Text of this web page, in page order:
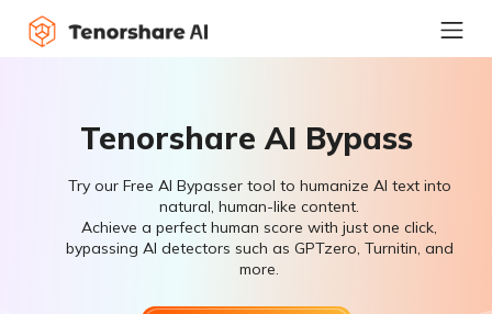
Tenorshare AI Bypass
Try our Free AI Bypasser tool to humanize AI text into
natural, human-like content.
Achieve a perfect human score with just one click,
bypassing AI detectors such as GPTzero, Turnitin, and
more.